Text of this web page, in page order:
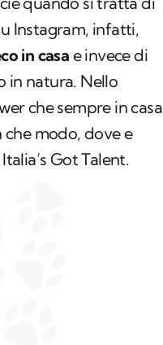
Instagram, infatti,
in casa e invece di
in natura. Nello
che sempre in casa
che modo, dove e
Got Talent.